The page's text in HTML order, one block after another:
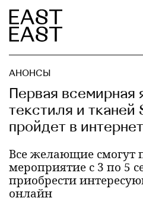
АНОНСЫ
Первая всемирная
текстиля и тканей
пройдет в
Все желающие смогут
мероприятие с 3 по 5
приобрести
онлайн